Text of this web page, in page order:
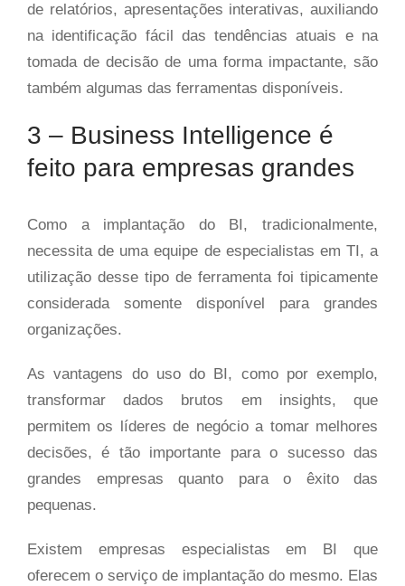
de relatórios, apresentações interativas, auxiliando
na identificação fácil das tendências atuais e na
tomada de decisão de uma forma impactante, são
também algumas das ferramentas disponíveis.
3 – Business Intelligence é
feito para empresas grandes
Como a implantação do BI, tradicionalmente,
necessita de uma equipe de especialistas em TI, a
utilização desse tipo de ferramenta foi tipicamente
considerada somente disponível para grandes
organizações.
As vantagens do uso do BI, como por exemplo,
transformar dados brutos em insights, que
permitem os líderes de negócio a tomar melhores
decisões, é tão importante para o sucesso das
grandes empresas quanto para o êxito das
pequenas.
Existem empresas especialistas em BI que
oferecem o serviço de implantação do mesmo. Elas